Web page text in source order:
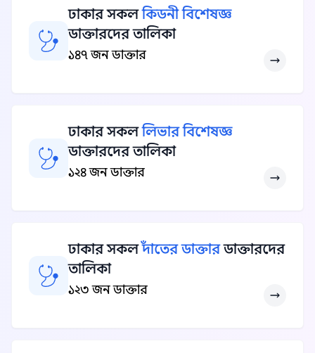
ঢাকার সকলকিডনী বিশেষজ্ঞ
ডাক্তারদের তালিকা
১৪৭ জন ডাক্তার
ঢাকার সকললিভার বিশেষজ্ঞ
ডাক্তারদের তালিকা
১২৪ জন ডাক্তার
ঢাকার সকলদাঁতের ডাক্তারডাক্তারদের
তালিকা
১২৩ জন ডাক্তার